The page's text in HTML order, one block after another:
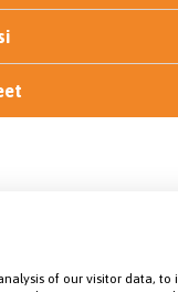
of our visitor data, to